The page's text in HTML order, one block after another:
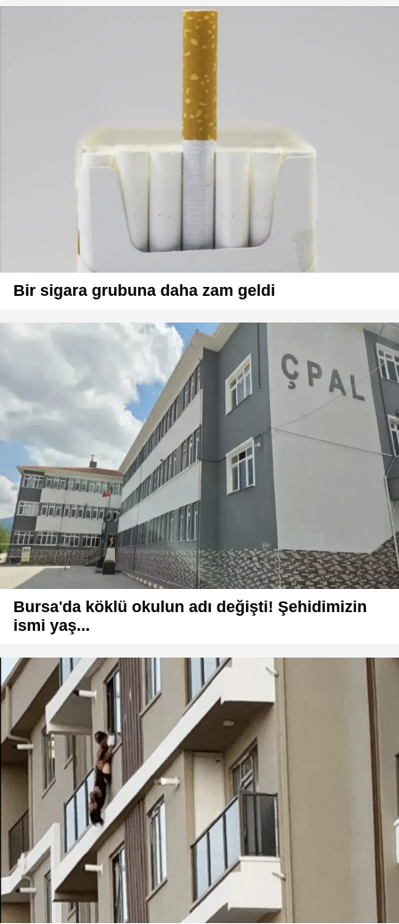
Bir sigara grubuna daha zam geldi
Bursa'da köklü okulun adı değişti! Şehidimizin
ismi yaş...